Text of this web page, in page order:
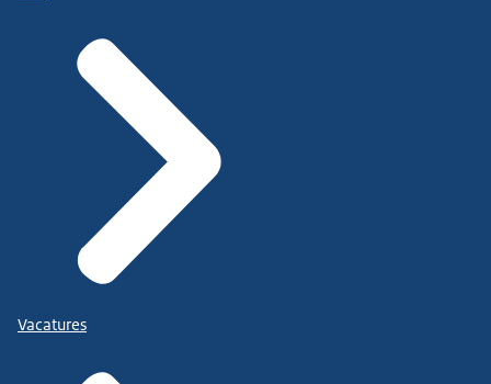
Vacatures